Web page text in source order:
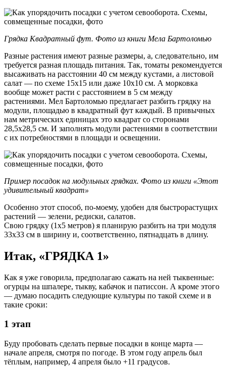
Грядка Квадратный фут. Фото из книги Мела Бартоломью
Разные растения имеют разные размеры, а, следовательно, им
требуется разная площадь питания. Так, томаты рекомендуется
высаживать на расстоянии 40 см между кустами, а листовой
салат — по схеме 15х15 или даже 10х10 см. А морковка
вообще может расти с расстоянием в 5 см между
растениями. Мел Бартоломью предлагает разбить грядку на
модули, площадью в квадратный фут каждый. В привычных
нам метрических единицах это квадрат со сторонами
28,5х28,5 см. И заполнять модули растениями в соответствии
с их потребностями в площади и освещении.
Пример посадок на модульных грядках. Фото из книги «Этот
удивительный квадрат»
Особенно этот способ, по-моему, удобен для быстрорастущих
растений — зелени, редиски, салатов.
Свою грядку (1х5 метров) я планирую разбить на три модуля
33х33 см в ширину и, соответственно, пятнадцать в длину.
Итак, «ГРЯДКА 1»
Как я уже говорила, предполагаю сажать на ней тыквенные:
огурцы на шпалере, тыкву, кабачок и патиссон. А кроме этого
— думаю посадить следующие культуры по такой схеме и в
такие сроки:
1 этап
Буду пробовать сделать первые посадки в конце марта —
начале апреля, смотря по погоде. В этом году апрель был
тёплым, например, 4 апреля было +11 градусов.